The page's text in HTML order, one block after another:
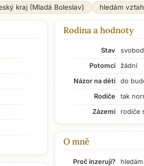
kraj (Mladá Boleslav) hledám
Rodina a hodnoty
Stav
Potomci
žádní
Názor na děti
do
Rodiče
tak
Zázemí
rodiče
O mně
Proč inzeruji?